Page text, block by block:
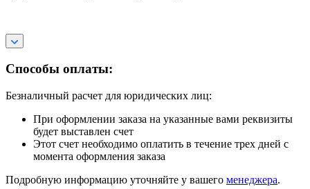
Способы оплаты:
Безналичный расчет для юридических лиц:
При оформлении заказа на указанные вами реквизиты
будет выставлен счет
Этот счет необходимо оплатить в течение трех дней с
момента оформления заказа
Подробную информацию уточняйте у вашего менеджера.